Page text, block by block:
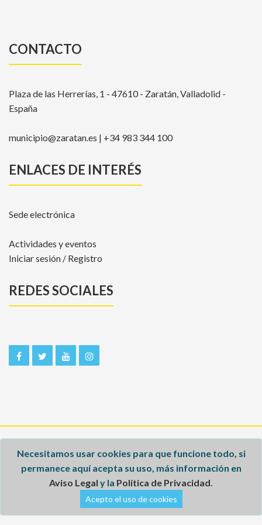
CONTACTO
Plaza de las Herrerías, 1 - 47610 - Zaratán, Valladolid -
España
municipio@zaratan.es | +34 983 344 100
ENLACES DE INTERÉS
Sede electrónica
Actividades y eventos
Iniciar sesión / Registro
REDES SOCIALES
Inicio
Aviso legal
Política de privacidad
Necesitamos usar cookies para que funcione todo, si
permanece aquí acepta su uso, más información en
Aviso Legal y la Política de Privacidad.
Acepto el uso de cookies